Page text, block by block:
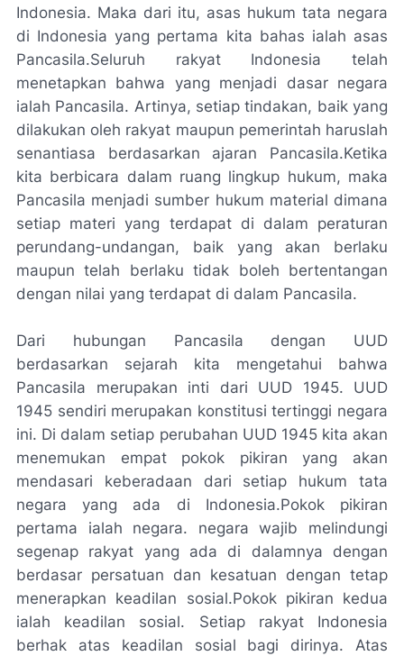
Indonesia. Maka dari itu, asas hukum tata negara
di Indonesia yang pertama kita bahas ialah asas
Pancasila.Seluruh rakyat Indonesia telah
menetapkan bahwa yang menjadi dasar negara
ialah Pancasila. Artinya, setiap tindakan, baik yang
dilakukan oleh rakyat maupun pemerintah haruslah
senantiasa berdasarkan ajaran Pancasila.Ketika
kita berbicara dalam ruang lingkup hukum, maka
Pancasila menjadi sumber hukum material dimana
setiap materi yang terdapat di dalam peraturan
perundang-undangan, baik yang akan berlaku
maupun telah berlaku tidak boleh bertentangan
dengan nilai yang terdapat di dalam Pancasila.
Dari hubungan Pancasila dengan UUD
berdasarkan sejarah kita mengetahui bahwa
Pancasila merupakan inti dari UUD 1945. UUD
1945 sendiri merupakan konstitusi tertinggi negara
ini. Di dalam setiap perubahan UUD 1945 kita akan
menemukan empat pokok pikiran yang akan
mendasari keberadaan dari setiap hukum tata
negara yang ada di Indonesia.Pokok pikiran
pertama ialah negara. negara wajib melindungi
segenap rakyat yang ada di dalamnya dengan
berdasar persatuan dan kesatuan dengan tetap
menerapkan keadilan sosial.Pokok pikiran kedua
ialah keadilan sosial. Setiap rakyat Indonesia
berhak atas keadilan sosial bagi dirinya. Atas